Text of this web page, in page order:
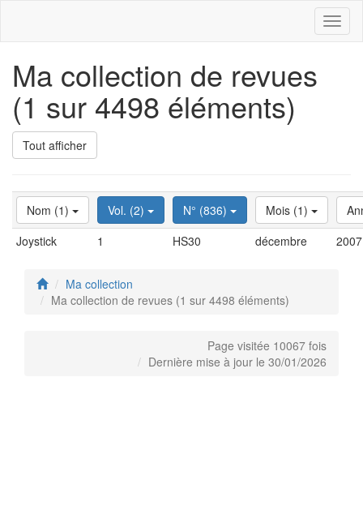
Ma collection de revues
(1 sur 4498 éléments)
Tout afficher
Nom (1) Vol. (2) N° (836) Mois (1)
Joystick
1 HS30 décembre 2007
Ma collection
Ma collection de revues (1 sur 4498 éléments)
Page visitée 10067 fois
Dernière mise à jour le 30/01/2026